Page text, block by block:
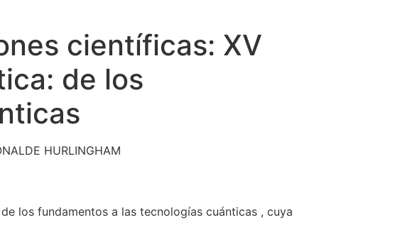
científicas: XV
de los
HURLINGHAM
los fundamentos a las tecnologías cuánticas , cuya